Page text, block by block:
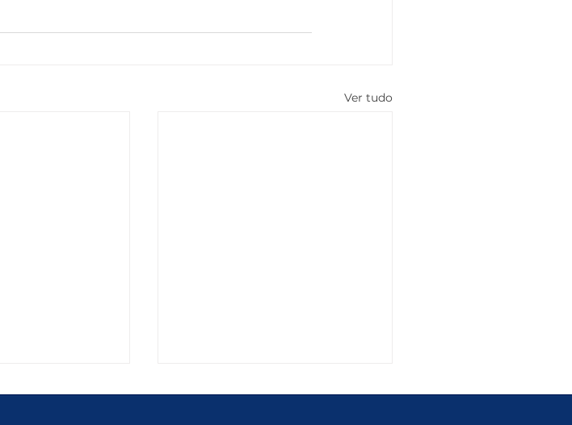
Ver tudo